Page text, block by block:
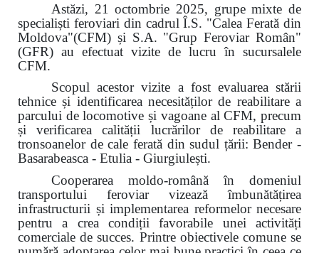
Astăzi, 21 octombrie 2025, grupe mixte de
specialiști feroviari din cadrul Î.S. "Calea Ferată din
Moldova"(CFM) și S.A. "Grup Feroviar Român"
(GFR) au efectuat vizite de lucru în sucursalele
CFM.
Scopul acestor vizite a fost evaluarea stării
tehnice și identificarea necesităților de reabilitare a
parcului de locomotive și vagoane al CFM, precum
și verificarea calității lucrărilor de reabilitare a
tronsoanelor de cale ferată din sudul țării: Bender -
Basarabeasca - Etulia - Giurgiulești.
Cooperarea moldo-română în domeniul
transportului feroviar vizează îmbunătățirea
infrastructurii și implementarea reformelor necesare
pentru a crea condiții favorabile unei activități
comerciale de succes. Printre obiectivele comune se